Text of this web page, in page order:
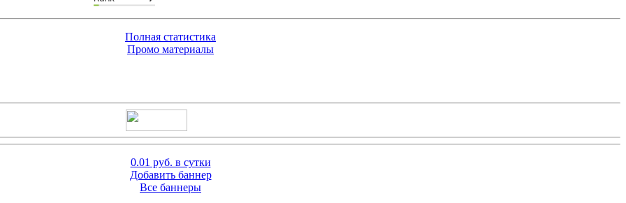
Полная статистика
Промо материалы
0.01 руб. в сутки
Добавить баннер
Все баннеры